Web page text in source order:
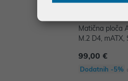
Matična ploča
M.2 D4,
99,00 €
Dodatnih -5%